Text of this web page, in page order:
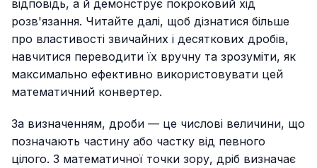
відповідь, а й демонструє покроковий хід
розв'язання. Читайте далі, щоб дізнатися більше
про властивості звичайних і десяткових дробів,
навчитися переводити їх вручну та зрозуміти, як
максимально ефективно використовувати цей
математичний конвертер.
За визначенням, дроби — це числові величини, що
позначають частину або частку від певного
цілого. З математичної точки зору, дріб визначає